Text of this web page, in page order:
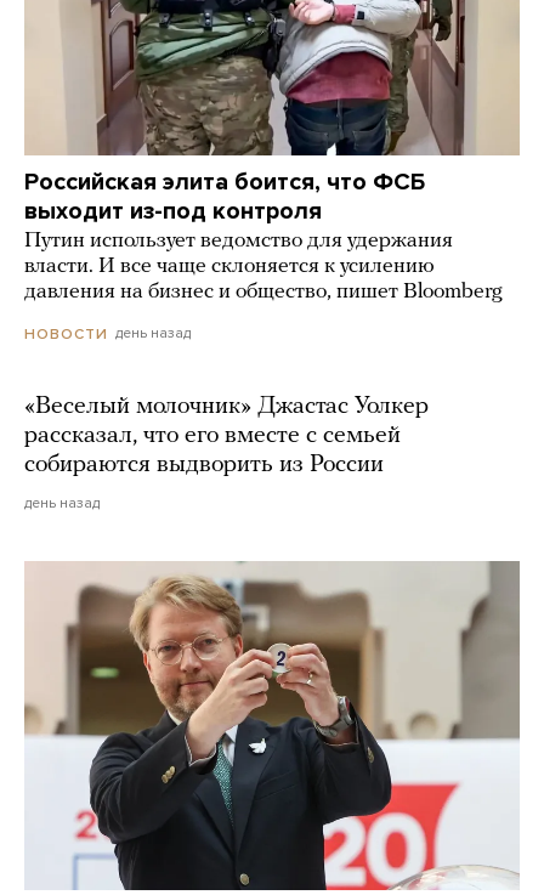
Российская элита боится, что ФСБ
выходит из-под контроля
Путин использует ведомство для удержания
власти. И все чаще склоняется к усилению
давления на бизнес и общество, пишет Bloomberg
НОВОСТИ день назад
«Веселый молочник» Джастас Уолкер
рассказал, что его вместе с семьей
собираются выдворить из России
день назад